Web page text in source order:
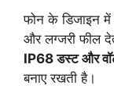
फोन के डिजाइन
और लग्जरी फील
IP68 डस्ट और
बनाए रखती है।